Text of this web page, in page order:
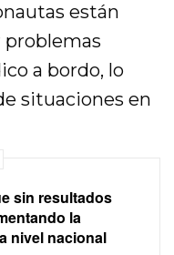
están
problemas
a bordo, lo
situaciones en
sin resultados
la
nivel nacional